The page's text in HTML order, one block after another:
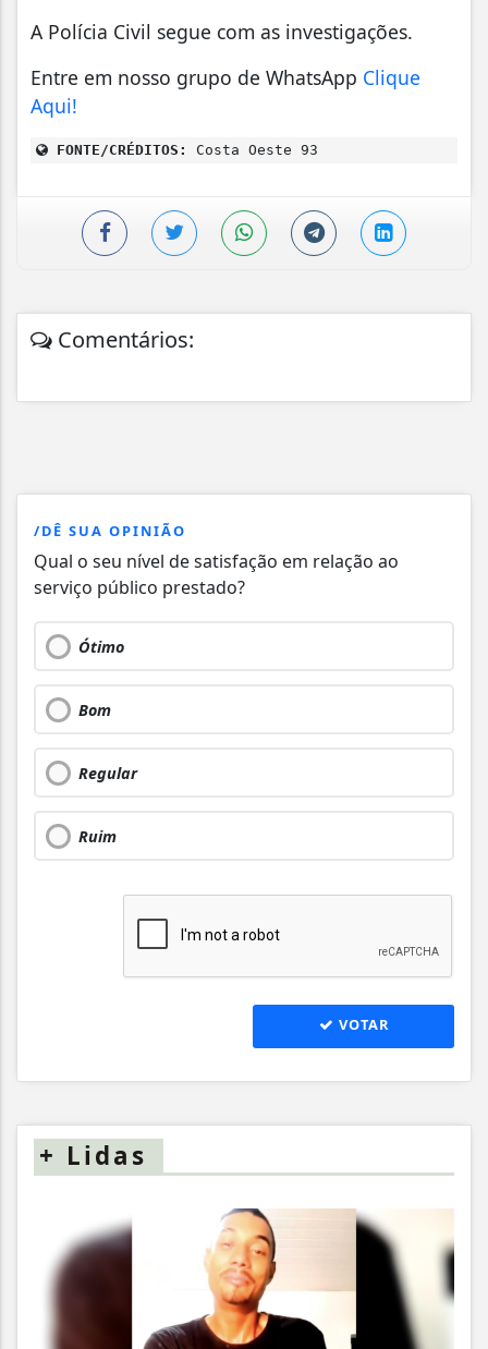
A Polícia Civil segue com as investigações.
Entre em nosso grupo de WhatsApp Clique
Aqui!
FONTE/CRÉDITOS: Costa Oeste 93
Comentários:
/DÊ SUA OPINIÃO
Qual o seu nível de satisfação em relação ao
serviço público prestado?
Ótimo
Bom
Regular
Ruim
VOTAR
+ Lidas